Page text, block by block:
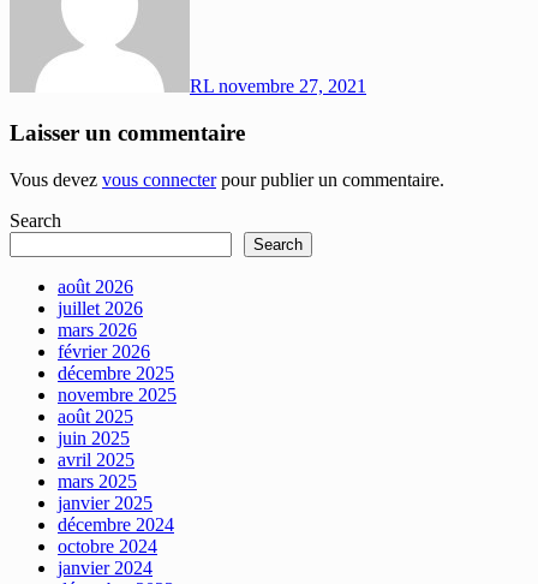
RL novembre 27, 2021
Laisser un commentaire
Vous devez vous connecterpour publier un commentaire.
Search
Search
août 2026
juillet 2026
mars 2026
février 2026
décembre 2025
novembre 2025
août 2025
juin 2025
avril 2025
mars 2025
janvier 2025
décembre 2024
octobre 2024
janvier 2024